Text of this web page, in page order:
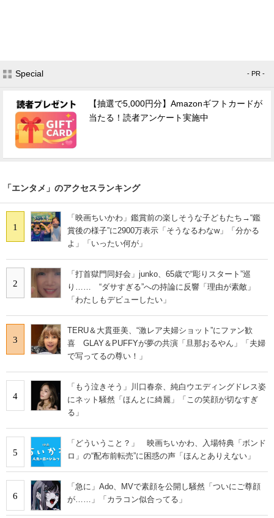
Special - PR -
【抽選で5,000円分】Amazonギフトカードが
当たる！読者アンケート実施中
「エンタメ」のアクセスランキング
1
「映画ちいかわ」鑑賞前の楽しそうな子どもたち→“鑑
賞後の様子”に2900万表示「そうなるわなw」「分かる
よ」「いったい何が」
2
「打首獄門同好会」junko、65歳で“彫りスタート”巡
り…… “ダサすぎる”への持論に反響「理由が素敵」
「わたしもデビューしたい」
3
TERU＆大貫亜美、“激レア夫婦ショット”にファン歓
喜 GLAY＆PUFFYが夢の共演「旦那おるやん」「夫婦
で写ってるの尊い！」
4
「もう泣きそう」川口春奈、純白ウエディングドレス姿
にネット騒然「ほんとに綺麗」「この笑顔が切なすぎ
る」
5
「どういうこと？」 映画ちいかわ、入場特典「ボンド
ロ」の“配布前転売”に困惑の声「ほんとありえない」
6
「急に」Ado、MVで素顔を公開し騒然「ついにご尊顔
が……」「カラコン似合ってる」